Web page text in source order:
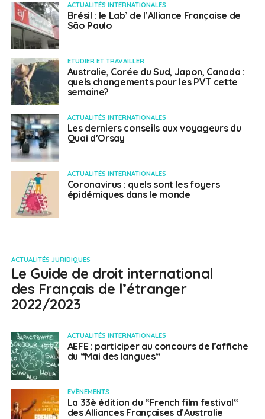
ACTUALITÉS INTERNATIONALES
Brésil : le Lab’ de l’Alliance Française de
São Paulo
ETUDIER ET TRAVAILLER
Australie, Corée du Sud, Japon, Canada :
quels changements pour les PVT cette
semaine?
ACTUALITÉS INTERNATIONALES
Les derniers conseils aux voyageurs du
Quai d’Orsay
ACTUALITÉS INTERNATIONALES
Coronavirus : quels sont les foyers
épidémiques dans le monde
ACTUALITÉS JURIDIQUES
Le Guide de droit international
des Français de l’étranger
2022/2023
ACTUALITÉS INTERNATIONALES
AEFE : participer au concours de l’affiche
du “Mai des langues“
EVÈNEMENTS
La 33è édition du “French film festival“
des Alliances Françaises d’Australie